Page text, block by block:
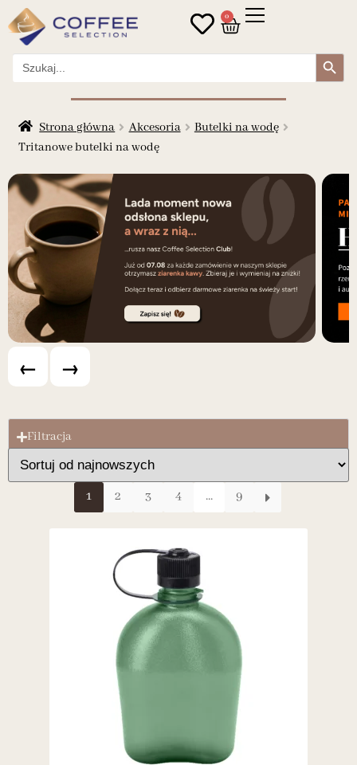
0
Search
for:
Search Button
Strona główna Akcesoria
Butelki na wodę
Tritanowe butelki na wodę
← →
Filtracja
1 2 3 4 ... 9